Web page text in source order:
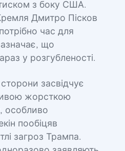
з боку США.
Дмитро Пісков
час для
що
у розгубленості.
сторони засвідчує
жорсткою
особливо
пообіцяв
загроз Трампа.